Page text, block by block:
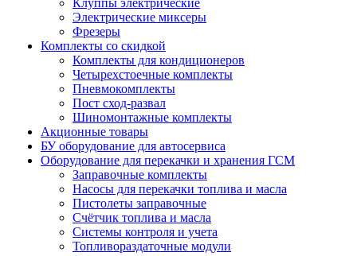
Клуппы электрические
Электрические миксеры
Фрезеры
Комплекты со скидкой
Комплекты для кондиционеров
Четырехстоечные комплекты
Пневмокомплекты
Пост сход-развал
Шиномонтажные комплекты
Акционные товары
БУ оборудование для автосервиса
Оборудование для перекачки и хранения ГСМ
Заправочные комплекты
Насосы для перекачки топлива и масла
Пистолеты заправочные
Счётчик топлива и масла
Системы контроля и учета
Топливораздаточные модули